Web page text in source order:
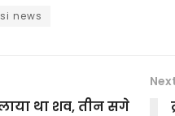
news
था शव, तीन सगे